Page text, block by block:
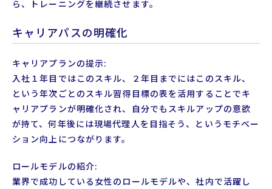
ら、トレーニングを継続させます。
キャリアパスの明確化
キャリアプランの提示:
入社１年目ではこのスキル、２年目までにはこのスキル、
という年次ごとのスキル習得目標の表を活用することでキ
ャリアプランが明確化され、自分でもスキルアップの意欲
が持て、何年後には現場代理人を目指そう、というモチベー
ション向上につながります。
ロールモデルの紹介:
業界で成功している女性のロールモデルや、社内で活躍し